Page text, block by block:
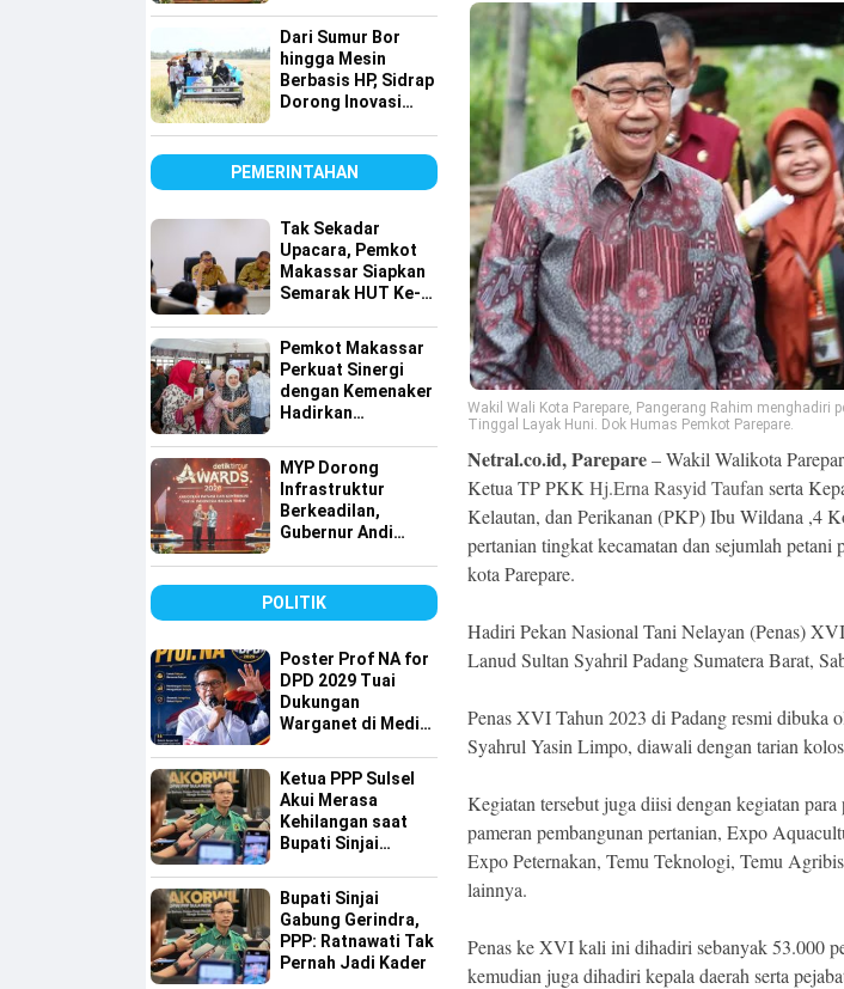
Dari Sumur Bor
hingga Mesin
Berbasis HP, Sidrap
Dorong Inovasi
PEMERINTAHAN
Tak Sekadar
Upacara, Pemkot
Makassar Siapkan
Semarak HUT Ke-
Pemkot Makassar
Perkuat Sinergi
dengan Kemenaker
Hadirkan
Berkeadilan
MYP Dorong
Infrastruktur
Berkeadilan,
Gubernur Andi
POLITIK
Poster Prof NA for
DPD 2029 Tuai
Dukungan
Warganet di Media
Ketua PPP Sulsel
Akui Merasa
Kehilangan saat
Bupati Sinjai
Bupati Sinjai
Gabung Gerindra,
PPP: Ratnawati Tak
Pernah Jadi Kader
Wakil Wali Kota Parepare, Pangerang Rahim menghadiri
Tinggal Layak Huni. Dok Humas Pemkot Parepare.
Netral.co.id, Parepare– Wakil Walikota
Ketua TP PKKHj.Erna Rasyid Taufan serta
Kelautan, dan Perikanan (PKP) Ibu Wildana ,4
pertanian tingkat kecamatan dan sejumlah petani
kota Parepare.
Hadiri Pekan Nasional Tani Nelayan (Penas)
Lanud Sultan Syahril Padang Sumatera Barat,
Penas XVI Tahun 2023 di Padang resmi dibuka
Syahrul Yasin Limpo, diawali dengan tarian
Kegiatan tersebut juga diisi dengan kegiatan para
pameran pembangunan pertanian, Expo
Expo Peternakan, Temu Teknologi, Temu
lainnya.
Penas ke XVI kali ini dihadiri sebanyak 53.000
kemudian juga dihadiri kepala daerah serta